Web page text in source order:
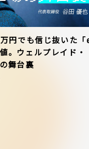
円でも信じ抜いた「
。ウェルプレイド・
舞台裏